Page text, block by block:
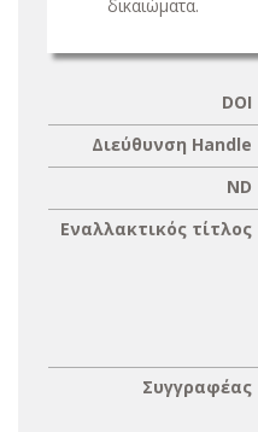
δικαιώματα.
DOI
Διεύθυνση Handle
ND
Εναλλακτικός τίτλος
Συγγραφέας